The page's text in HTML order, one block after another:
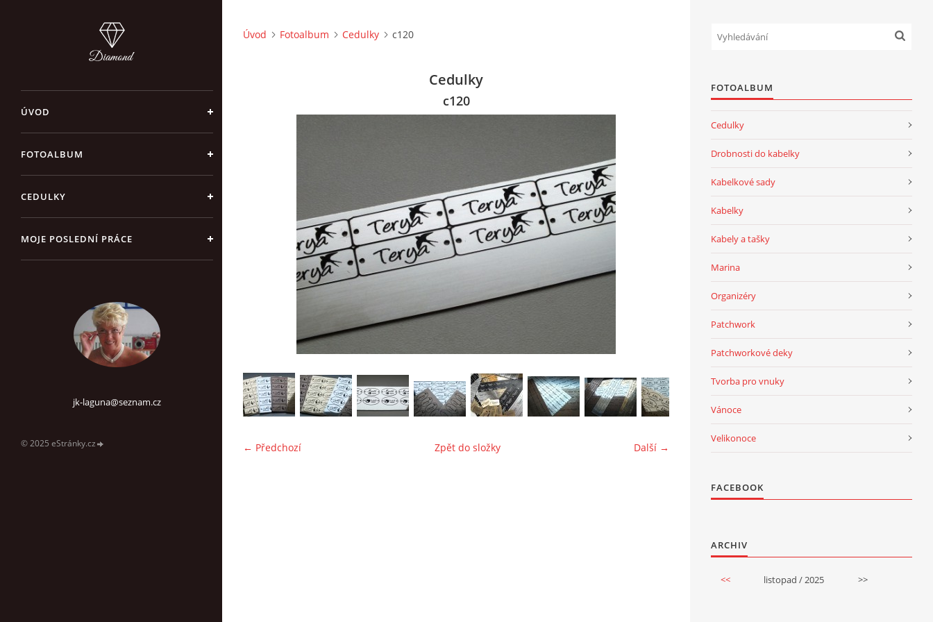
ÚVOD
FOTOALBUM
CEDULKY
MOJE POSLEDNÍ PRÁCE
jk-laguna@seznam.cz
© 2025 eStránky.cz
Úvod Fotoalbum Cedulky c120
Cedulky
c120
← Předchozí Další →
Zpět do složky
FOTOALBUM
Cedulky
Drobnosti do kabelky
Kabelkové sady
Kabelky
Kabely a tašky
Marina
Organizéry
Patchwork
Patchworkové deky
Tvorba pro vnuky
Vánoce
Velikonoce
FACEBOOK
ARCHIV
<< listopad / 2025 >>